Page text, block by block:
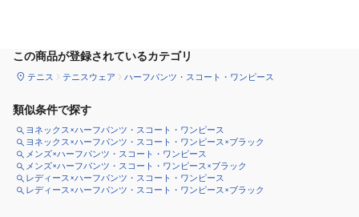
この商品が登録されているカテゴリ
テニス テニスウェア ハーフパンツ・スコート・ワンピース
類似条件で探す
ヨネックス×ハーフパンツ・スコート・ワンピース
ヨネックス×ハーフパンツ・スコート・ワンピース×ブラック
メンズ×ハーフパンツ・スコート・ワンピース
メンズ×ハーフパンツ・スコート・ワンピース×ブラック
レディース×ハーフパンツ・スコート・ワンピース
レディース×ハーフパンツ・スコート・ワンピース×ブラック